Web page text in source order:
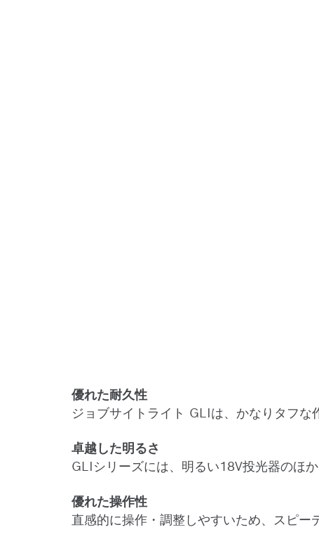
優れた耐久性
ジョブサイトライト GLIは、かなりタフな
卓越した明るさ
GLIシリーズには、明るい18V投光器のほ
優れた操作性
直感的に操作・調整しやすいため、スピー